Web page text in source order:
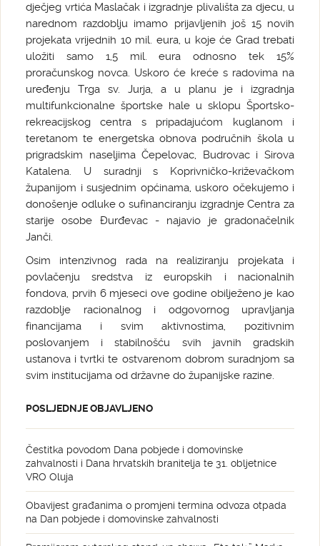
dječjeg vrtića Maslačak i izgradnje plivališta za djecu, u
narednom razdoblju imamo prijavljenih još 15 novih
projekata vrijednih 10 mil. eura, u koje će Grad trebati
uložiti samo 1,5 mil. eura odnosno tek 15%
proračunskog novca. Uskoro će kreće s radovima na
uređenju Trga sv. Jurja, a u planu je i izgradnja
multifunkcionalne športske hale u sklopu Športsko-
rekreacijskog centra s pripadajućom kuglanom i
teretanom te energetska obnova područnih škola u
prigradskim naseljima Čepelovac, Budrovac i Sirova
Katalena. U suradnji s Koprivničko-križevačkom
županijom i susjednim općinama, uskoro očekujemo i
donošenje odluke o sufinanciranju izgradnje Centra za
starije osobe Đurđevac - najavio je gradonačelnik
Janči.
Osim intenzivnog rada na realiziranju projekata i
povlačenju sredstva iz europskih i nacionalnih
fondova, prvih 6 mjeseci ove godine obilježeno je kao
razdoblje racionalnog i odgovornog upravljanja
financijama i svim aktivnostima, pozitivnim
poslovanjem i stabilnošću svih javnih gradskih
ustanova i tvrtki te ostvarenom dobrom suradnjom sa
svim institucijama od državne do županijske razine.
POSLJEDNJE OBJAVLJENO
Čestitka povodom Dana pobjede i domovinske
zahvalnosti i Dana hrvatskih branitelja te 31. obljetnice
VRO Oluja
Obavijest građanima o promjeni termina odvoza otpada
na Dan pobjede i domovinske zahvalnosti